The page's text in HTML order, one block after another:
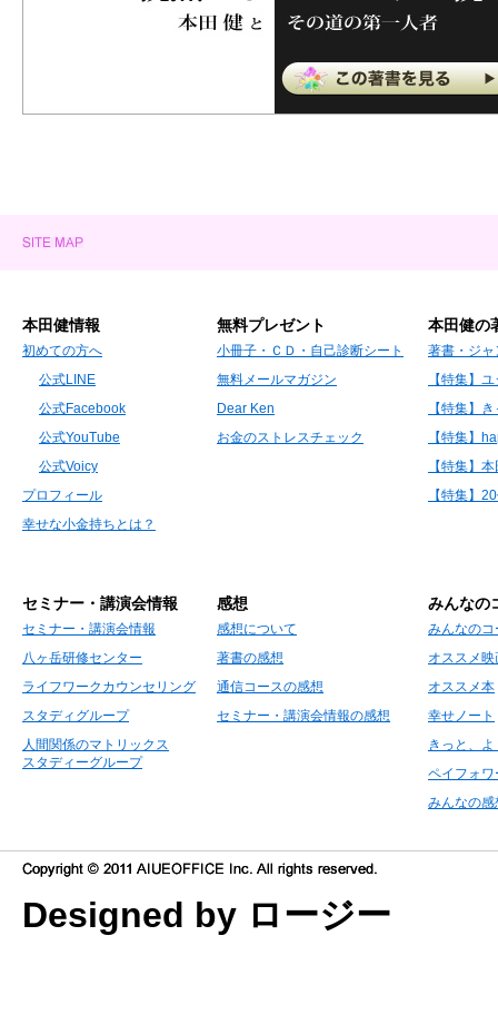
本田健情報
初めての方へ
公式LINE
公式Facebook
公式YouTube
公式Voicy
プロフィール
幸せな小金持ちとは？
無料プレゼント
小冊子・ＣＤ・自己診断シート
無料メールマガジン
Dear Ken
お金のストレスチェック
本田健の
著書・ジャ
【特集】
【特集】
【特集】
【特集】
【特集】
セミナー・講演会情報
セミナー・講演会情報
八ヶ岳研修センター
ライフワークカウンセリング
スタディグループ
人間関係のマトリックス
スタディーグループ
感想
感想について
著書の感想
通信コースの感想
セミナー・講演会情報の感想
みんなの
みんなの
オススメ映
オススメ本
幸せノート
きっと、
ペイフォワ
みんなの感
Designed by ロージー